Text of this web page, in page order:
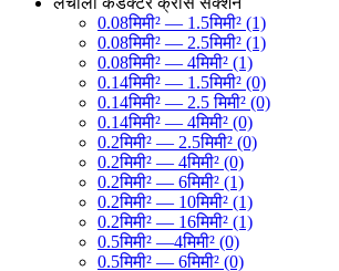
0.08मिमी² — 1.5मिमी² (1)
0.08मिमी² — 2.5मिमी² (1)
0.08मिमी² — 4मिमी² (1)
0.14मिमी² — 1.5मिमी² (0)
0.14मिमी² — 2.5 मिमी² (0)
0.14मिमी² — 4मिमी² (0)
0.2मिमी² — 2.5मिमी² (0)
0.2मिमी² — 4मिमी² (0)
0.2मिमी² — 6मिमी² (1)
0.2मिमी² — 10मिमी² (1)
0.2मिमी² — 16मिमी² (1)
0.5मिमी² —4मिमी² (0)
0.5मिमी² — 6मिमी² (0)